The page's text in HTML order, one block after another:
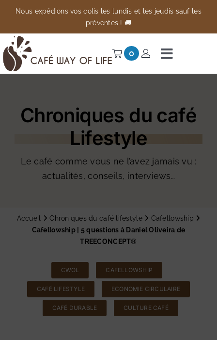
Passer
contenu
Nous expédions vos colis les lundis et les jeudis sauf les
préventes ! 🚚
0
à
Préventes
À propos
Chroniques du café
Lifestyle
Le café comme vous ne l’avez jamais vu :
actualités, conseils, interviews…
Accueil Chroniques du café lifestyle
Cafellowship
Cafellowship | 5 questions à Daniel Oliveira de
TREECONCEPT®
CWOL CAFELLOWSHIP
CAFÉ LIFESTYLE ECONOMIE CIRCULAIRE
CAFÉ DURABLE CULTURE CAFÉ